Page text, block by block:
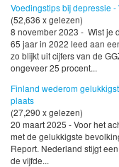
Voedingstips bij depressie
(52,636 x gelezen)
8 november 2023 - Wist je
65 jaar in 2022 leed aan
zo blijkt uit cijfers van de
ongeveer 25 procent...
Finland wederom
plaats
(27,290 x gelezen)
20 maart 2025 - Voor het
met de gelukkigste
Report. Nederland stijgt
de vijfde...